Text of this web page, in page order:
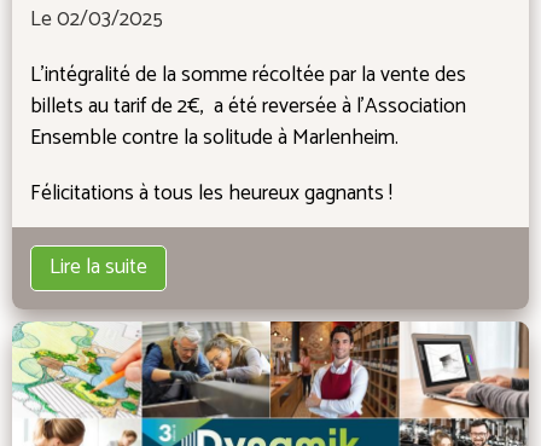
Le 02/03/2025
L'intégralité de la somme récoltée par la vente des
billets au tarif de 2€, a été reversée à l'Association
Ensemble contre la solitude à Marlenheim.
Félicitations à tous les heureux gagnants !
Lire la suite